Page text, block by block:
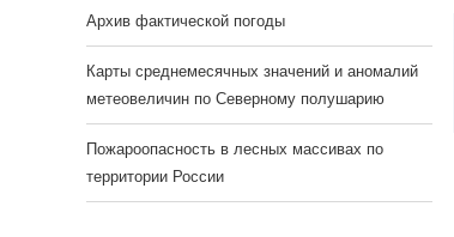
Архив фактической погоды
Карты среднемесячных значений и аномалий
метеовеличин по Северному полушарию
Пожароопасность в лесных массивах по
территории России